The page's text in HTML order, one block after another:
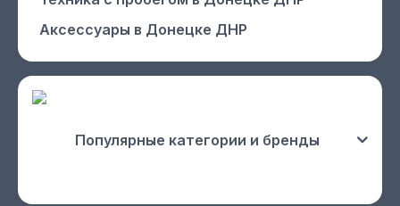
же ещё больше усилит вибрацию. Однако далеко не
все пользователи таких лодок являются рыболовами.
Аксессуары в Донецке ДНР
Популярные категории и бренды